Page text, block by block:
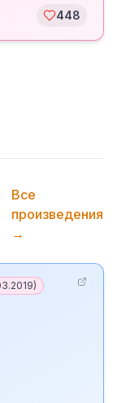
448
Все
произведения
→
)